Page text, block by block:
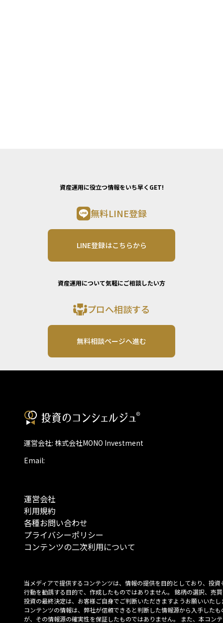
資産運用に役立つ情報をいち早くGET!
無料LINE登録
LINE登録はこちらから
資産運用について気軽にご相談したい方
プロへ相談する
無料相談ページへ進む
運営会社: 株式会社MONO Investment
Email:
運営会社
利用規約
各種お問い合わせ
プライバシーポリシー
コンテンツの二次利用について
当メディアで提供するコンテンツは、情報の提供を目的としており、投資
行動を勧誘する目的で、作成したものではありません。 銘柄の選択、売
投資の最終決定は、お客様ご自身でご判断いただきますようお願いいたし
コンテンツの情報は、弊社が信頼できると判断した情報源から入手したも
が、その情報源の確実性を保証したものではありません。 また、本コン